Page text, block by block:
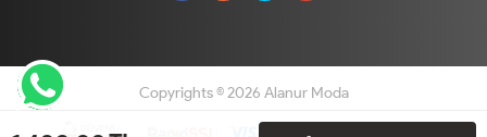
Copyrights © 2026 Alanur Moda